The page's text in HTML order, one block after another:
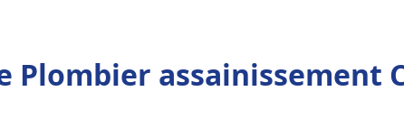
Plombier assainissement